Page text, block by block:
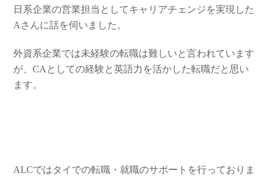
日系企業の営業担当としてキャリアチェンジを実現した
Aさんに話を伺いました。
外資系企業では未経験の転職は難しいと言われています
が、CAとしての経験と英語力を活かした転職だと思い
ます。
ALCではタイでの転職・就職のサポートを行っておりま